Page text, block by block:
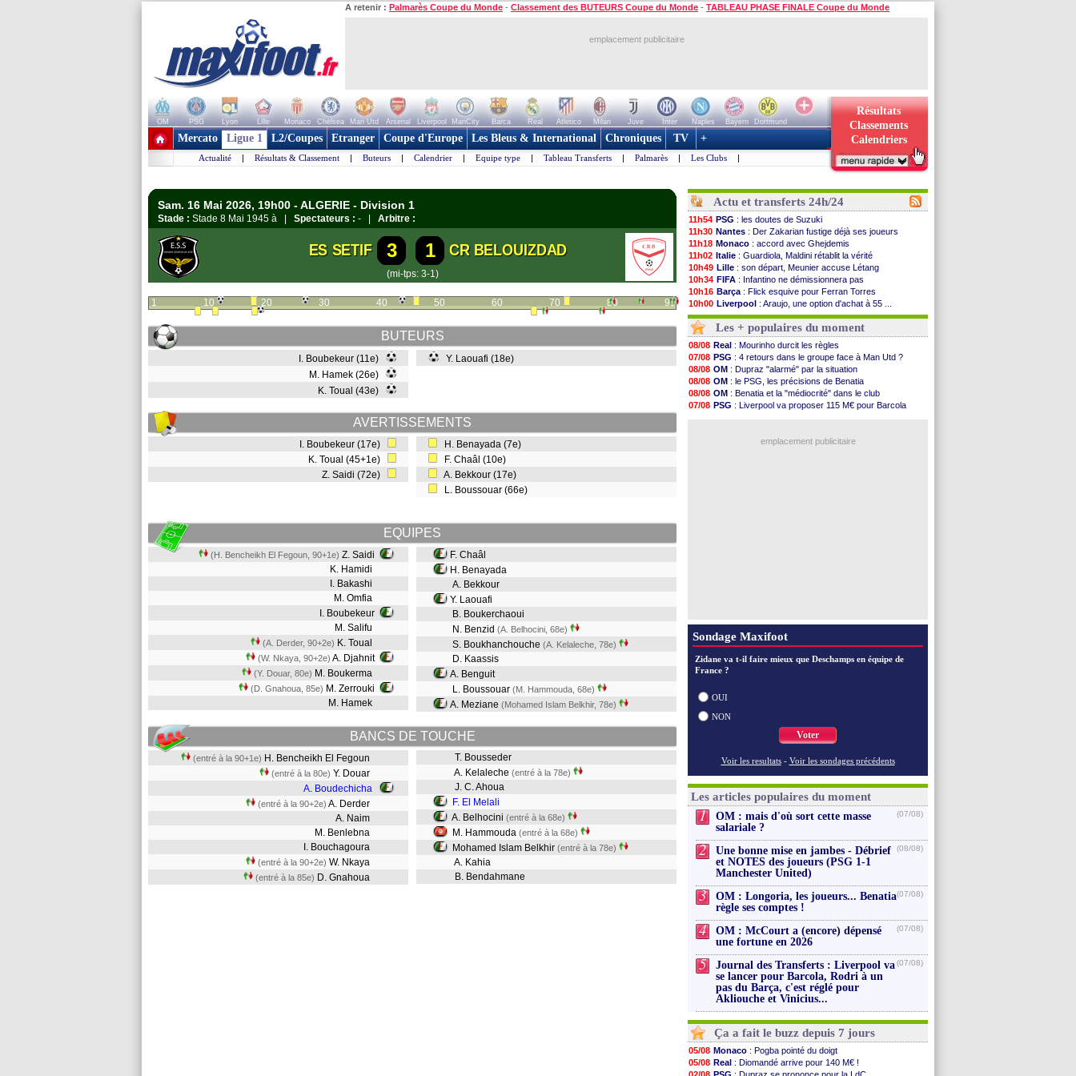
A retenir : Palmarès Coupe du Monde - Classement des BUTEURS Coupe du Monde - TABLEAU PHASE FINALE Coupe du Monde
emplacement publicitaire
OM PSG Lyon Lille Monaco Chelsea Man Utd Arsenal Liverpool ManCity Barca Real Atletico Milan Juve Inter Naples Bayern
Dortmund
+ de clubs
Résultats
Classements
Calendriers
Mercato Ligue 1 L2/Coupes Etranger Coupe d'Europe Les Bleus & International Chroniques TV +
Actualité | Résultats & Classement | Buteurs | Calendrier | Equipe type | Tableau Transferts | Palmarès | Les Clubs |
Sam. 16 Mai 2026, 19h00 - ALGERIE - Division 1
Stade : Stade 8 Mai 1945 à | Spectateurs : - | Arbitre :
ES SETIF 3 1 CR BELOUIZDAD
(mi-tps: 3-1)
1 10 20 30 40 50 60 70 80 90
BUTEURS
I. Boubekeur (11e)
M. Hamek (26e)
K. Toual (43e)
Y. Laouafi (18e)
AVERTISSEMENTS
I. Boubekeur (17e)
K. Toual (45+1e)
Z. Saidi (72e)
H. Benayada (7e)
F. Chaâl (10e)
A. Bekkour (17e)
L. Boussouar (66e)
EQUIPES
(H. Bencheikh El Fegoun, 90+1e) Z. Saidi
K. Hamidi
I. Bakashi
M. Omfia
I. Boubekeur
M. Salifu
(A. Derder, 90+2e) K. Toual
(W. Nkaya, 90+2e) A. Djahnit
(Y. Douar, 80e) M. Boukerma
(D. Gnahoua, 85e) M. Zerrouki
M. Hamek
F. Chaâl
H. Benayada
A. Bekkour
Y. Laouafi
B. Boukerchaoui
N. Benzid (A. Belhocini, 68e)
S. Boukhanchouche (A. Kelaleche, 78e)
D. Kaassis
A. Benguit
L. Boussouar (M. Hammouda, 68e)
A. Meziane (Mohamed Islam Belkhir, 78e)
BANCS DE TOUCHE
(entré à la 90+1e) H. Bencheikh El Fegoun
(entré à la 80e) Y. Douar
A. Boudechicha
(entré à la 90+2e) A. Derder
A. Naim
M. Benlebna
I. Bouchagoura
(entré à la 90+2e) W. Nkaya
(entré à la 85e) D. Gnahoua
T. Bousseder
A. Kelaleche (entré à la 78e)
J. C. Ahoua
F. El Melali
A. Belhocini (entré à la 68e)
M. Hammouda (entré à la 68e)
Mohamed Islam Belkhir (entré à la 78e)
A. Kahia
B. Bendahmane
Actu et transferts 24h/24
11h54 PSG : les doutes de Suzuki
11h30 Nantes : Der Zakarian fustige déjà ses joueurs
11h18 Monaco : accord avec Ghejdemis
11h02 Italie : Guardiola, Maldini rétablit la vérité
10h49 Lille : son départ, Meunier accuse Létang
10h34 FIFA : Infantino ne démissionnera pas
10h16 Barça : Flick esquive pour Ferran Torres
10h00 Liverpool : Araujo, une option d'achat à 55 ...
09h48 Lens: inquiétude pour Édouard
09h25
Man Utd: Vitek vendu à Middlesbrough (off.)
09h10 PSV: Sano recruté pour 14,5 M€ (officiel)
08h52
OM : Coventry pense à Angel Gomes
08/08 PSG : Rafel Pol satisfait des progrès
08/08 Amical: le Barça vainqueur puis battu
08/08 Inter : Calhanoglu prêt à prolonger
08/08 Nice : Abdelmonem veut rester
08/08 L2: le classement complet
: Nice battu aux tirs au but
Les + populaires du moment
08/08 Real : Mourinho durcit les règles
07/08 PSG : 4 retours dans le groupe face à Man Utd ?
08/08 OM : Dupraz "alarmé" par la situation
08/08 OM : le PSG, les précisions de Benatia
08/08 OM : Benatia et la "médiocrité" dans le club
07/08 PSG : Liverpool va proposer 115 M€ pour Barcola
emplacement publicitaire
Sondage Maxifoot
Zidane va t-il faire mieux que Deschamps en équipe de
France ?
OUI
NON
Voter
Voir les resultats - Voir les sondages précédents
Les articles populaires du moment
1
OM : mais d'où sort cette masse
salariale ?
(07/08)
2
Une bonne mise en jambes - Débrief
et NOTES des joueurs (PSG 1-1
Manchester United)
(08/08)
3
OM : Longoria, les joueurs... Benatia
règle ses comptes !
(07/08)
4
OM : McCourt a (encore) dépensé
une fortune en 2026
(07/08)
5
Journal des Transferts : Liverpool va
se lancer pour Barcola, Rodri à un
pas du Barça, c'est réglé pour
Akliouche et Vinicius...
(07/08)
Ça a fait le buzz depuis 7 jours
05/08 Monaco : Pogba pointé du doigt
05/08 Real : Diomandé arrive pour 140 M€ !